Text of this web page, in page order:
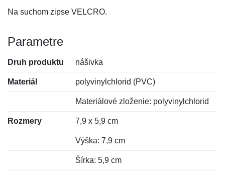
Na suchom zipse VELCRO.
Parametre
Druh produktu nášivka
Materiál polyvinylchlorid (PVC)
Materiálové zloženie: polyvinylchlorid
Rozmery 7,9 x 5,9 cm
Výška: 7,9 cm
Šírka: 5,9 cm